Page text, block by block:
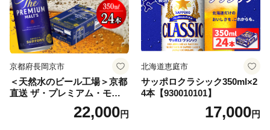
京都府長岡京市
＜天然水のビール工場＞京都
直送 ザ・プレミアム・モル
ツ 350ml×24本 プレモル [149
22,000円
北海道恵庭市
サッポロクラシック350ml×2
4本【930010101】
17,000円